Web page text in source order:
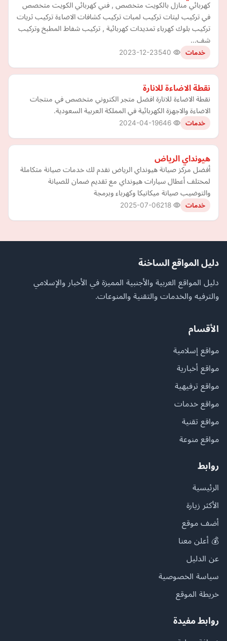
كهربائي منازل بالكويت متخصص , فني كهربائي الكويت متخصص
في تركيب ليتات تركيب لمبات تركيب كشافات الاضاءة تركيب ثريات
تركيب بلوك كهرباء تمديدات كهربائية , تركيب شفاط المطبخ وتركيب
شف…
خدمات 2023-12-23
نقطة الاضاءة للانارة
نقطة الاضاءة للانارة افضل متجر الكتروني متخصص في منتجات
الاضاءة والاجهزة الكهربائية في المملكة العربية السعودية.
خدمات 2024-04-19
هيونداي الرياض
أفضل مركز صيانة هيونداي الرياض نقدم لك خدمات صيانة متكاملة
لمختلف أعطال سيارات هيونداي مع تقديم ضمان للصيانة
والتوضيب صيانة ميكانيكا وكهرباء وبرمجة
خدمات 2025-07-06
دليل المواقع الساخنة
دليل المواقع العربية والأجنبية المميزة في الأخبار والإسلامي
والترفيه والخدمات والتقنية والمنوعات.
الأقسام
مواقع إسلامية
مواقع أخبارية
مواقع ترفيهية
مواقع خدمات
مواقع تقنية
مواقع منوعة
روابط
الرئيسية
الأكثر زيارة
أضف موقع
💰 أعلن معنا
عن الدليل
سياسة الخصوصية
خريطة الموقع
روابط مفيدة